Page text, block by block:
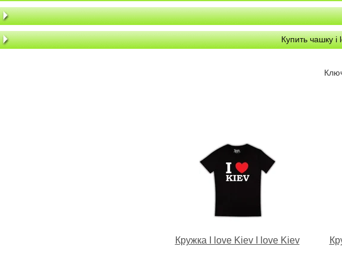
Купить чашку i
Кружка I love Kiev I love Kiev